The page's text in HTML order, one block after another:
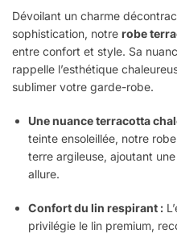
Dévoilant un charme
sophistication, notre robe
entre confort et style. Sa
rappelle l’esthétique
sublimer votre garde-robe.
Une nuance terracotta
teinte ensoleillée, notre
terre argileuse, ajoutant
allure.
Confort du lin respirant :
privilégie le lin premium,